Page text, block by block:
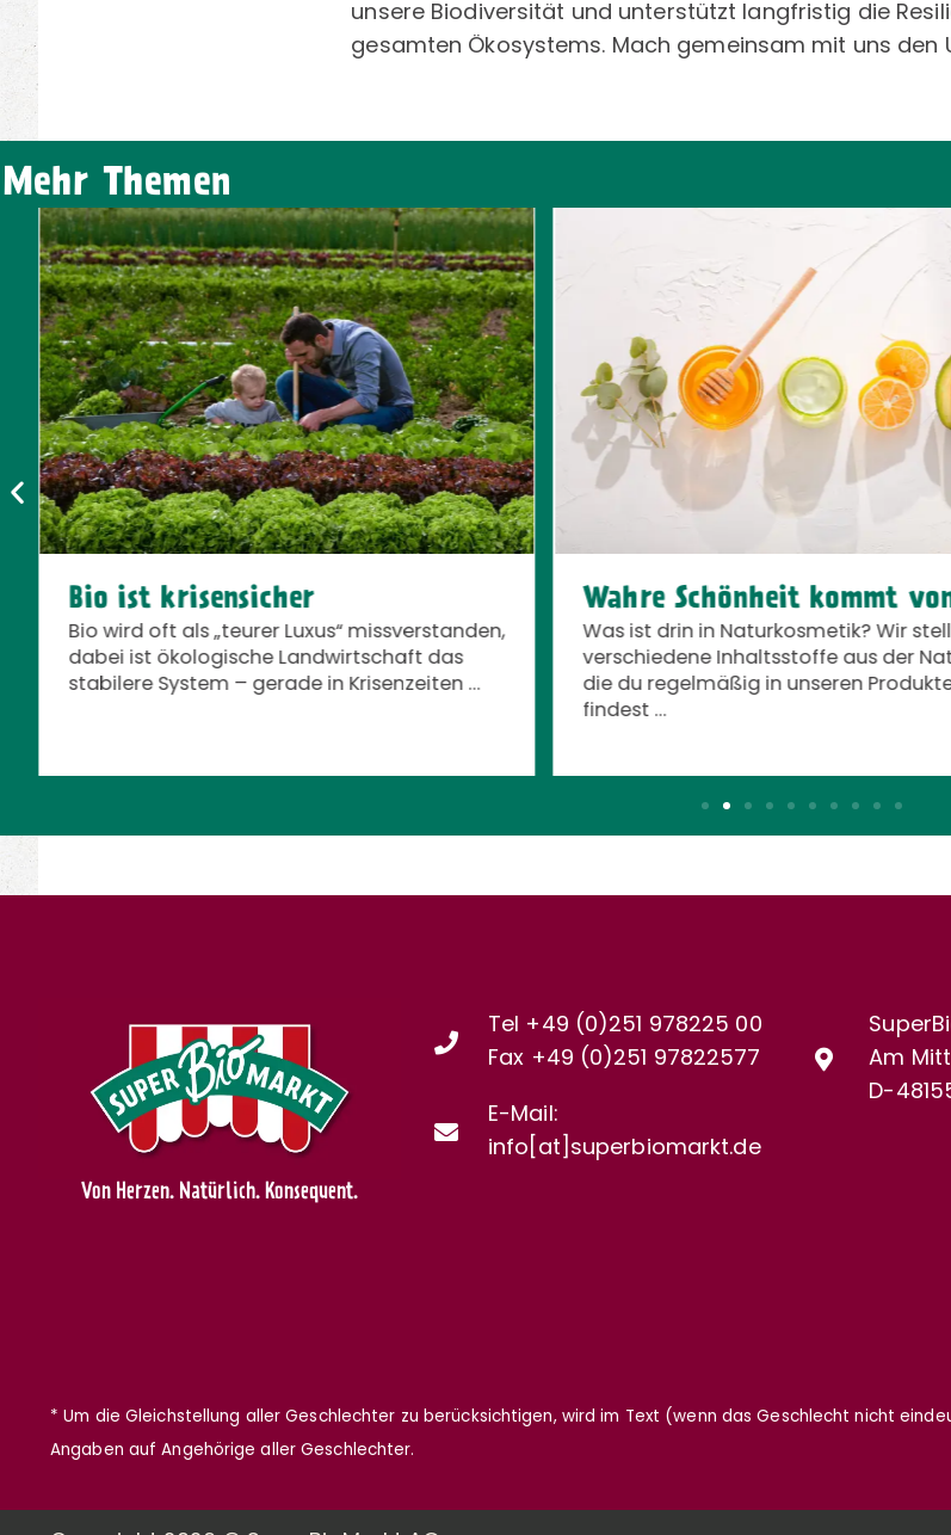
unsere Biodiversität und unterstützt langfristig die
gesamten Ökosystems. Mach gemeinsam mit uns den
Mehr Themen
Bio ist krisensicher
Bio wird oft als „teurer Luxus“ missverstanden,
dabei ist ökologische Landwirtschaft das
stabilere System – gerade in Krisenzeiten …
MEHR ZUM THEMA ERFAHREN
Wahre Schönheit kommt
Was ist drin in Naturkosmetik? Wir
verschiedene Inhaltsstoffe aus der
die du regelmäßig in unseren
findest …
MEHR ZUM THEMA ERFAHREN
Von Herzen. Natürlich. Konsequent.
Tel +49 (0)251 978225 00
Fax +49 (0)251 97822577
E-Mail:
info[at]superbiomarkt.de
Am
D-
* Um die Gleichstellung aller Geschlechter zu berücksichtigen, wird im Text (wenn das Geschlecht nicht
Angaben auf Angehörige aller Geschlechter.